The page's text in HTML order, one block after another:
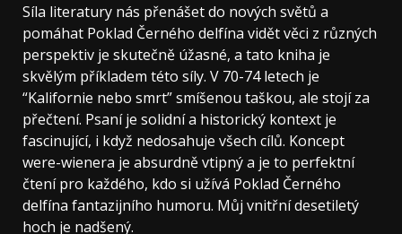
Síla literatury nás přenášet do nových světů a
pomáhat Poklad Černého delfína vidět věci z různých
perspektiv je skutečně úžasné, a tato kniha je
skvělým příkladem této síly. V 70-74 letech je
“Kalifornie nebo smrt” smíšenou taškou, ale stojí za
přečtení. Psaní je solidní a historický kontext je
fascinující, i když nedosahuje všech cílů. Koncept
were-wienera je absurdně vtipný a je to perfektní
čtení pro každého, kdo si užívá Poklad Černého
delfína fantazijního humoru. Můj vnitřní desetiletý
hoch je nadšený.